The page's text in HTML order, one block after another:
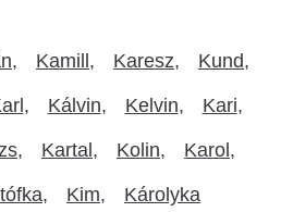
Kamill Karesz Kund
Kálvin Kelvin Kari
Kartal Kolin Karol
Kim Károlyka